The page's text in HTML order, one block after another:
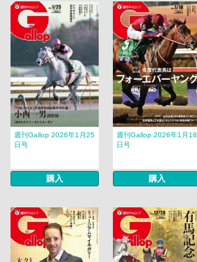
週刊Gallop 2026年1月25
日号
購入
週刊Gallop 2026年1月18
日号
購入